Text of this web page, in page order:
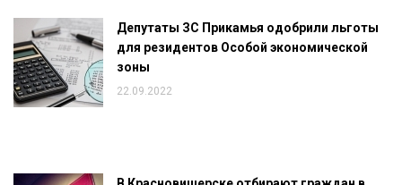
Депутаты ЗС Прикамья одобрили льготы
для резидентов Особой экономической
зоны
22.09.2022